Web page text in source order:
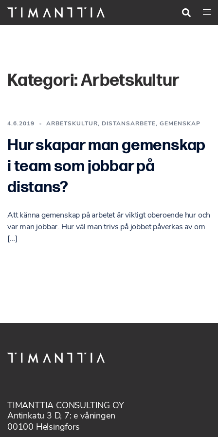
innehåll
Sök
Slå
Kategori:Arbetskultur
4.6.2019 ARBETSKULTUR, DISTANSARBETE, GEMENSKAP
Hur skapar man gemenskap
i team som jobbar på
distans?
Att känna gemenskap på arbetet är viktigt oberoende hur och
var man jobbar. Hur väl man trivs på jobbet påverkas av om
[…]
TIMANTTIA CONSULTING OY
Antinkatu 3 D, 7: e våningen
00100 Helsingfors